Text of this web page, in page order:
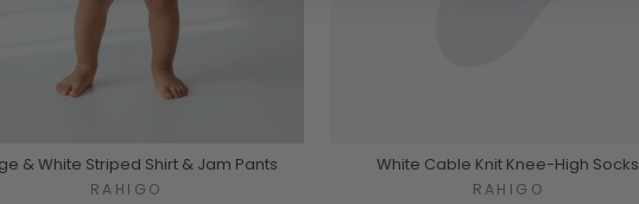
& White Striped Shirt & Jam Pants
RAHIGO
White Cable Knit Knee-High Socks
RAHIGO